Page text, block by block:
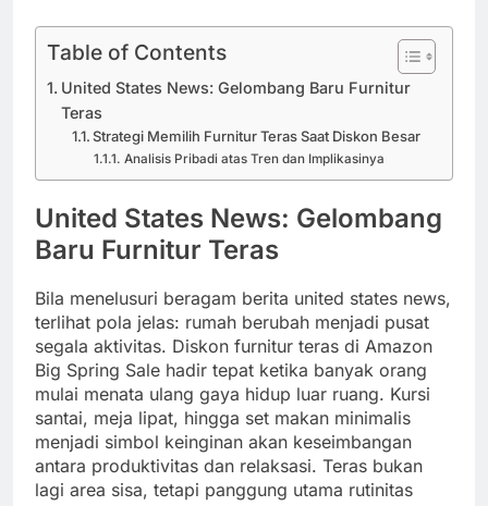
Table of Contents
United States News: Gelombang Baru Furnitur
Teras
Strategi Memilih Furnitur Teras Saat Diskon Besar
Analisis Pribadi atas Tren dan Implikasinya
United States News: Gelombang
Baru Furnitur Teras
Bila menelusuri beragam berita united states news,
terlihat pola jelas: rumah berubah menjadi pusat
segala aktivitas. Diskon furnitur teras di Amazon
Big Spring Sale hadir tepat ketika banyak orang
mulai menata ulang gaya hidup luar ruang. Kursi
santai, meja lipat, hingga set makan minimalis
menjadi simbol keinginan akan keseimbangan
antara produktivitas dan relaksasi. Teras bukan
lagi area sisa, tetapi panggung utama rutinitas